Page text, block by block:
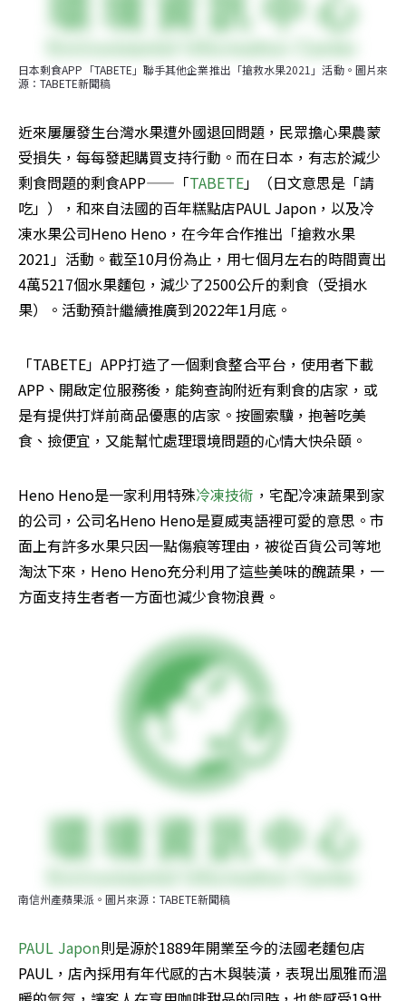
日本剩食APP「TABETE」聯手其他企業推出「搶救水果2021」活動。圖片來
源：TABETE新聞稿
近來屢屢發生台灣水果遭外國退回問題，民眾擔心果農蒙
受損失，每每發起購買支持行動。而在日本，有志於減少
剩食問題的剩食APP——「TABETE」（日文意思是「請
吃」），和來自法國的百年糕點店PAUL Japon，以及冷
凍水果公司Heno Heno，在今年合作推出「搶救水果
2021」活動。截至10月份為止，用七個月左右的時間賣出
4萬5217個水果麵包，減少了2500公斤的剩食（受損水
果）。活動預計繼續推廣到2022年1月底。
「TABETE」APP打造了一個剩食整合平台，使用者下載
APP、開啟定位服務後，能夠查詢附近有剩食的店家，或
是有提供打烊前商品優惠的店家。按圖索驥，抱著吃美
食、撿便宜，又能幫忙處理環境問題的心情大快朵頤。
Heno Heno是一家利用特殊冷凍技術 ，宅配冷凍蔬果到家
的公司，公司名Heno Heno是夏威夷語裡可愛的意思。市
面上有許多水果只因一點傷痕等理由，被從百貨公司等地
淘汰下來，Heno Heno充分利用了這些美味的醜蔬果，一
方面支持生者者一方面也減少食物浪費。
南信州產蘋果派。圖片來源：TABETE新聞稿
PAUL Japon則是源於1889年開業至今的法國老麵包店
PAUL，店內採用有年代感的古木與裝潢，表現出風雅而溫